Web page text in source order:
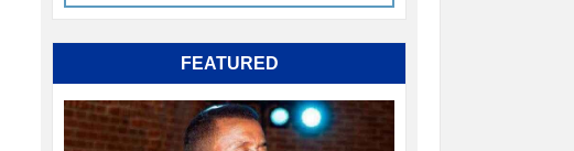
FEATURED